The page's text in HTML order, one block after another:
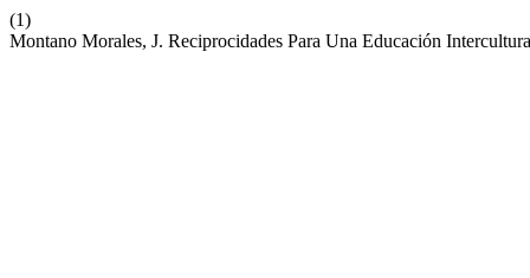
(1)
Montano Morales, J. Reciprocidades Para Una Educación